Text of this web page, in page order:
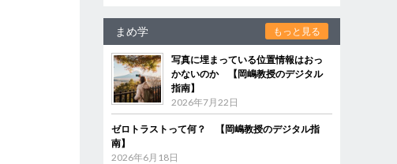
まめ学 もっと見る
写真に埋まっている位置情報はおっ
かないのか 【岡嶋教授のデジタル
指南】
2026年7月22日
ゼロトラストって何？ 【岡嶋教授のデジタル指
南】
2026年6月18日